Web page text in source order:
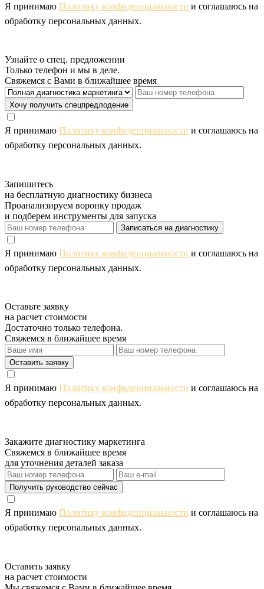
Я принимаю Политику конфиденциальности и соглашаюсь на
обработку персональных данных.
Узнайте о спец. предложении
Только телефон и мы в деле.
Свяжемся с Вами в ближайшее время
Хочу получить спецпредлодение
Я принимаю Политику конфиденциальности и соглашаюсь на
обработку персональных данных.
Запишитесь
на бесплатную диагностику бизнеса
Проанализируем воронку продаж
и подберем инструменты для запуска
Записаться на диагностику
Я принимаю Политику конфиденциальности и соглашаюсь на
обработку персональных данных.
Оставьте заявку
на расчет стоимости
Достаточно только телефона.
Свяжемся в ближайшее время
Оставить заявку
Я принимаю Политику конфиденциальности и соглашаюсь на
обработку персональных данных.
Закажите диагностику маркетинга
Свяжемся в ближайшее время
для уточнения деталей заказа
Получить руководство сейчас
Я принимаю Политику конфиденциальности и соглашаюсь на
обработку персональных данных.
Оставить заявку
на расчет стоимости